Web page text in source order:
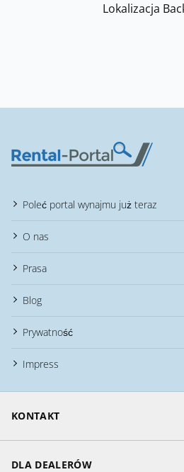
Lokalizacja
Poleć portal wynajmu już teraz
O nas
Prasa
Blog
Prywatność
Impress
KONTAKT
DLA DEALERÓW